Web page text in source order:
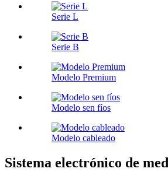
Serie L
Serie B
Modelo Premium
Modelo sen fíos
Modelo cableado
Sistema electrónico de